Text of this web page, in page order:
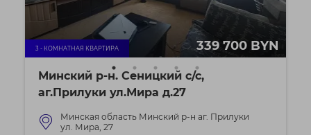
3 - КОМНАТНАЯ КВАРТИРА 339 700 BYN
Минский р-н. Сеницкий с/с,
аг.Прилуки ул.Мира д.27
Минская область Минский р-н аг. Прилуки
ул. Мира, 27